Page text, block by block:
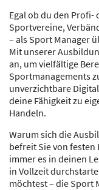
Egal ob du den
Sportvereine,
– als Sport Manager
Mit unserer
an, um vielfältige
Sportmanagements
unverzichtbare
deine Fähigkeit zu
Handeln.
Warum sich die
befreit Sie von
immer es in deinen
in Vollzeit
möchtest – die Sport